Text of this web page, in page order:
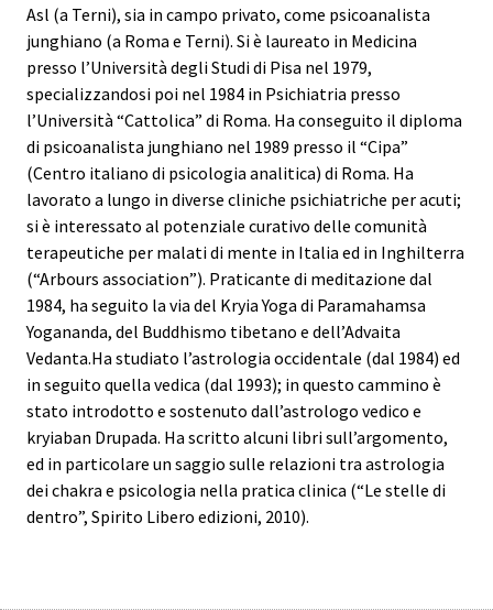
Asl (a Terni), sia in campo privato, come psicoanalista
junghiano (a Roma e Terni). Si è laureato in Medicina
presso l’Università degli Studi di Pisa nel 1979,
specializzandosi poi nel 1984 in Psichiatria presso
l’Università “Cattolica” di Roma. Ha conseguito il diploma
di psicoanalista junghiano nel 1989 presso il “Cipa”
(Centro italiano di psicologia analitica) di Roma. Ha
lavorato a lungo in diverse cliniche psichiatriche per acuti;
si è interessato al potenziale curativo delle comunità
terapeutiche per malati di mente in Italia ed in Inghilterra
(“Arbours association”). Praticante di meditazione dal
1984, ha seguito la via del Kryia Yoga di Paramahamsa
Yogananda, del Buddhismo tibetano e dell’Advaita
Vedanta.Ha studiato l’astrologia occidentale (dal 1984) ed
in seguito quella vedica (dal 1993); in questo cammino è
stato introdotto e sostenuto dall’astrologo vedico e
kryiaban Drupada. Ha scritto alcuni libri sull’argomento,
ed in particolare un saggio sulle relazioni tra astrologia
dei chakra e psicologia nella pratica clinica (“Le stelle di
dentro”, Spirito Libero edizioni, 2010).